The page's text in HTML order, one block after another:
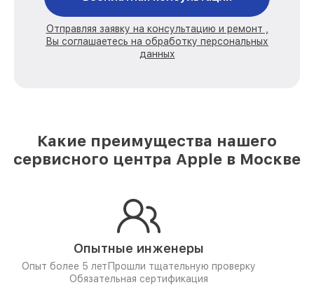
Отправляя заявку на консультацию и ремонт ,
Вы соглашаетесь на обработку персональных
данных
Какие преимущества нашего
сервисного центра Apple в Москве
Опытные инженеры
Опыт более 5 лет Прошли тщательную проверку
Обязательная сертификация